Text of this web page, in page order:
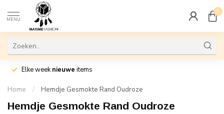
MENU
0
Elke weeknieuwe items
Home / Hemdje Gesmokte Rand Oudroze
Hemdje Gesmokte Rand Oudroze